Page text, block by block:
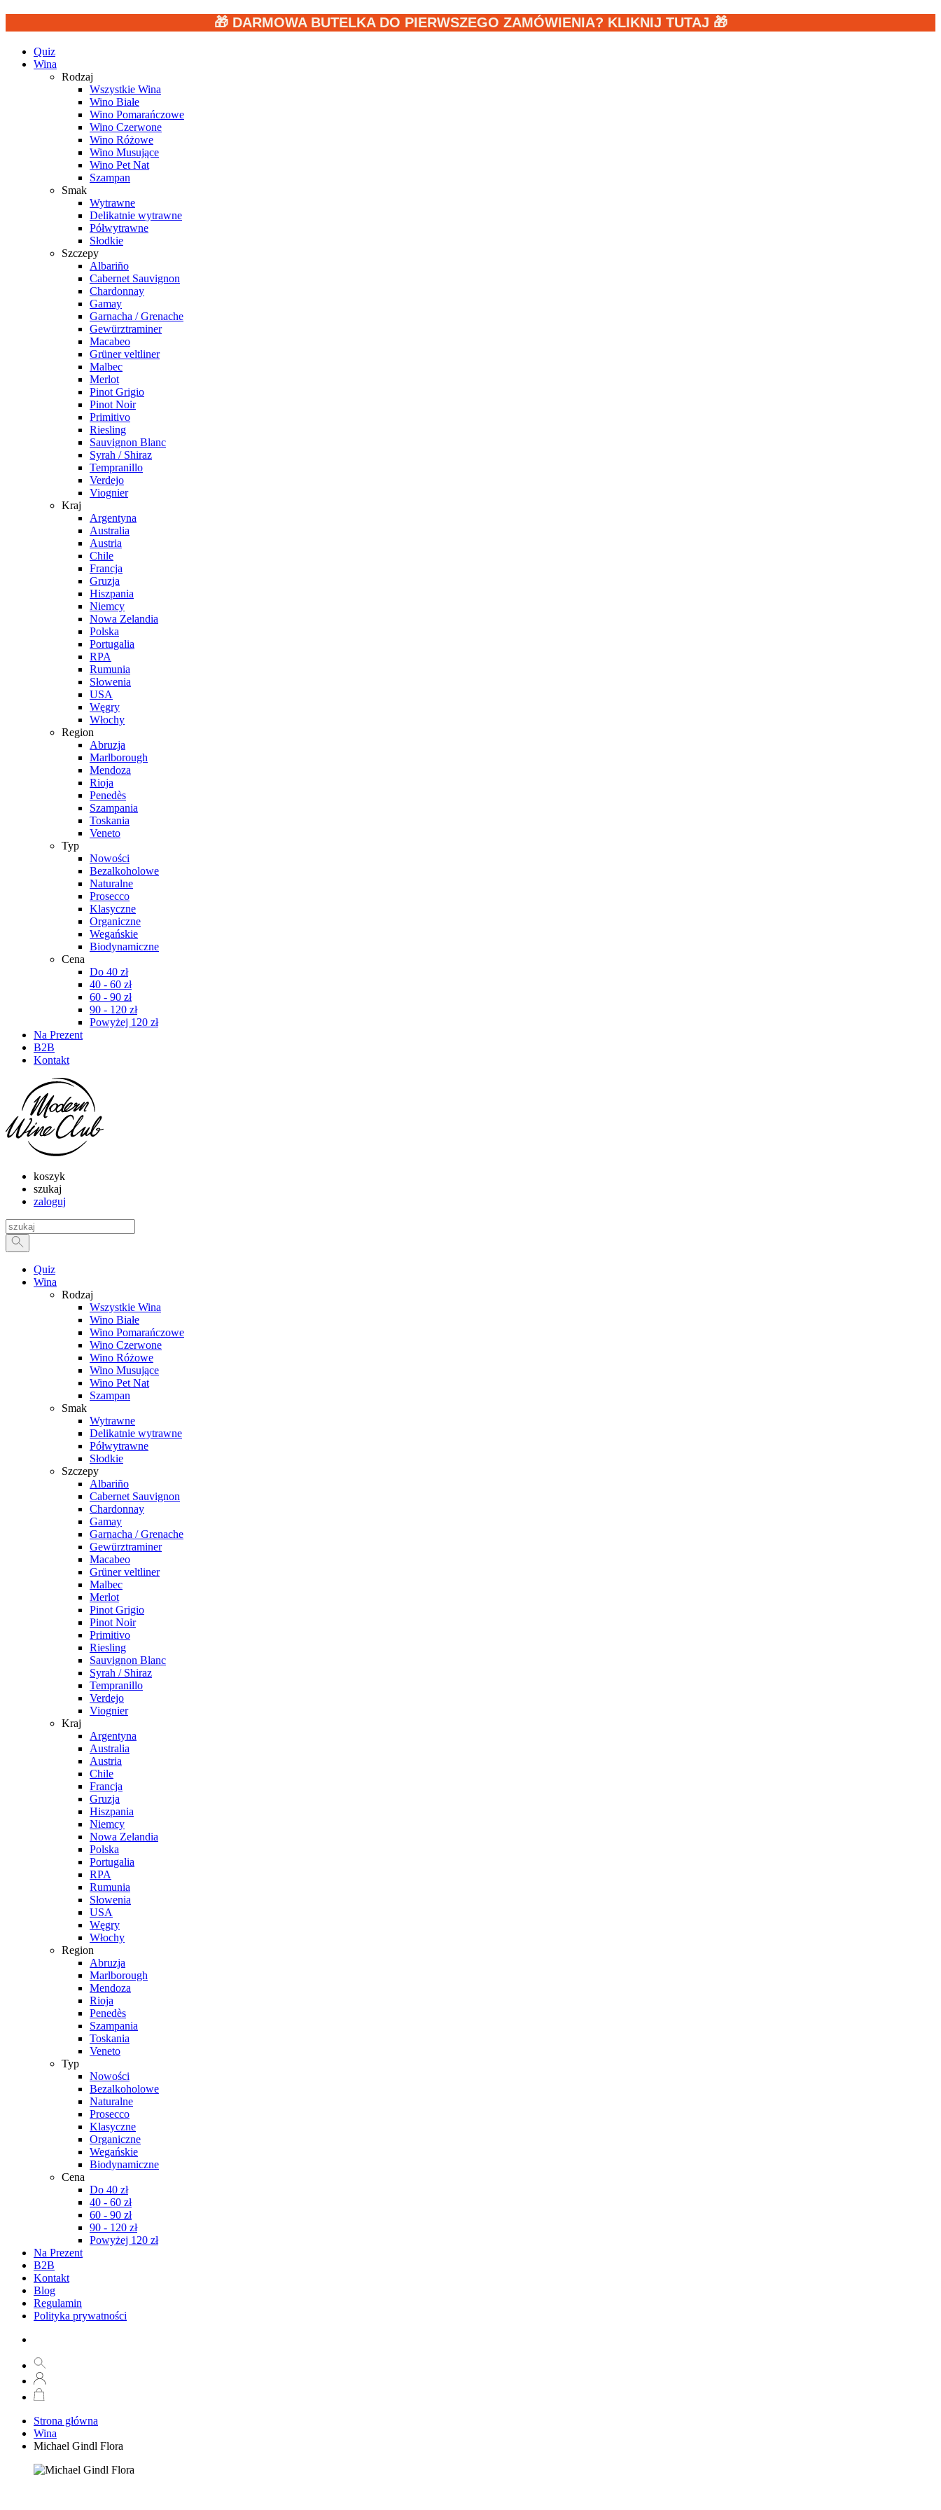
🎁 DARMOWA BUTELKA DO PIERWSZEGO ZAMÓWIENIA? KLIKNIJ TUTAJ 🎁
Quiz
Wina
Rodzaj
Wszystkie Wina
Wino Białe
Wino Pomarańczowe
Wino Czerwone
Wino Różowe
Wino Musujące
Wino Pet Nat
Szampan
Smak
Wytrawne
Delikatnie wytrawne
Półwytrawne
Słodkie
Szczepy
Albariño
Cabernet Sauvignon
Chardonnay
Gamay
Garnacha / Grenache
Gewürztraminer
Macabeo
Grüner veltliner
Malbec
Merlot
Pinot Grigio
Pinot Noir
Primitivo
Riesling
Sauvignon Blanc
Syrah / Shiraz
Tempranillo
Verdejo
Viognier
Kraj
Argentyna
Australia
Austria
Chile
Francja
Gruzja
Hiszpania
Niemcy
Nowa Zelandia
Polska
Portugalia
RPA
Rumunia
Słowenia
USA
Węgry
Włochy
Region
Abruzja
Marlborough
Mendoza
Rioja
Penedès
Szampania
Toskania
Veneto
Typ
Nowości
Bezalkoholowe
Naturalne
Prosecco
Klasyczne
Organiczne
Wegańskie
Biodynamiczne
Cena
Do 40 zł
40 - 60 zł
60 - 90 zł
90 - 120 zł
Powyżej 120 zł
Na Prezent
B2B
Kontakt
koszyk
szukaj
zaloguj
Quiz
Wina
Rodzaj
Wszystkie Wina
Wino Białe
Wino Pomarańczowe
Wino Czerwone
Wino Różowe
Wino Musujące
Wino Pet Nat
Szampan
Smak
Wytrawne
Delikatnie wytrawne
Półwytrawne
Słodkie
Szczepy
Albariño
Cabernet Sauvignon
Chardonnay
Gamay
Garnacha / Grenache
Gewürztraminer
Macabeo
Grüner veltliner
Malbec
Merlot
Pinot Grigio
Pinot Noir
Primitivo
Riesling
Sauvignon Blanc
Syrah / Shiraz
Tempranillo
Verdejo
Viognier
Kraj
Argentyna
Australia
Austria
Chile
Francja
Gruzja
Hiszpania
Niemcy
Nowa Zelandia
Polska
Portugalia
RPA
Rumunia
Słowenia
USA
Węgry
Włochy
Region
Abruzja
Marlborough
Mendoza
Rioja
Penedès
Szampania
Toskania
Veneto
Typ
Nowości
Bezalkoholowe
Naturalne
Prosecco
Klasyczne
Organiczne
Wegańskie
Biodynamiczne
Cena
Do 40 zł
40 - 60 zł
60 - 90 zł
90 - 120 zł
Powyżej 120 zł
Na Prezent
B2B
Kontakt
Blog
Regulamin
Polityka prywatności
Strona główna
Wina
Michael Gindl Flora